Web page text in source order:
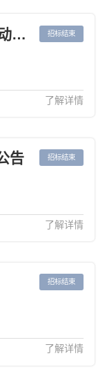
25规范国网单三相端子排自动组装机招标公告 招标结束
了解详情
告 招标结束
了解详情
招标结束
了解详情